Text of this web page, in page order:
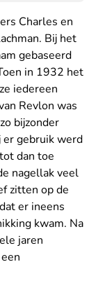
Charles en
Bij het
gebaseerd
in 1932 het
iedereen
Revlon was
bijzonder
gebruik werd
dan toe
nagellak veel
zitten op de
er ineens
kwam. Na
jaren